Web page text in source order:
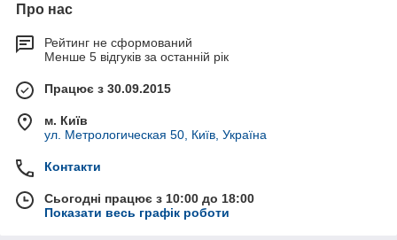
Про нас
Рейтинг не сформований
Менше 5 відгуків за останній рік
Працює з 30.09.2015
м. Київ
ул. Метрологическая 50, Київ, Україна
Контакти
Сьогодні працює з 10:00 до 18:00
Показати весь графік роботи